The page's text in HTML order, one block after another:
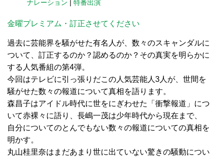
ナレーション | 特番出演
金曜プレミアム・訂正させてください
過去に芸能界を騒がせた有名人が、数々のスキャンダルに
ついて、訂正するのか？認めるのか？その真実を明らかに
する人気番組の第4弾。
今回はテレビに引っ張りだこの人気芸能人3人が、世間を
騒がせた数々の報道について真相を語ります。
森昌子はアイドル時代に世をにぎわせた「衝撃報道」につ
いて赤裸々に語り、長嶋一茂は少年時代から現在まで、
自分についてのとんでもない数々の報道についての真相を
明かす。
丸山桂里奈はまだあまり世に出ていない驚きの騒動につい